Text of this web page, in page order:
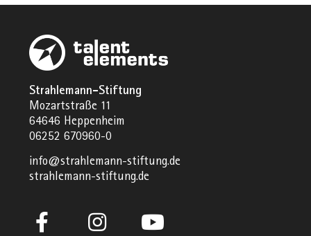
Strahlemann-Stiftung
Mozartstraße 11
64646 Heppenheim
06252 670960-0
info@strahlemann-stiftung.de
strahlemann-stiftung.de